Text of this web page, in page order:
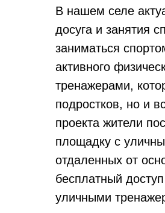
В нашем селе
досуга и занятия
заниматься
активного
тренажерами,
подростков, но и
проекта жители
площадку с
отдаленных от
бесплатный
уличными